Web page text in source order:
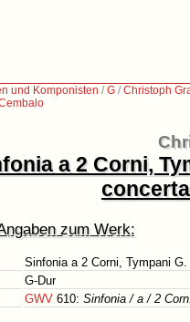
und Komponisten /G /Christoph
a 2 Corni,
zum Werk:
Sinfonia a 2 Corni, Tympani
G-Dur
GWV 610: Sinfonia / a / 2